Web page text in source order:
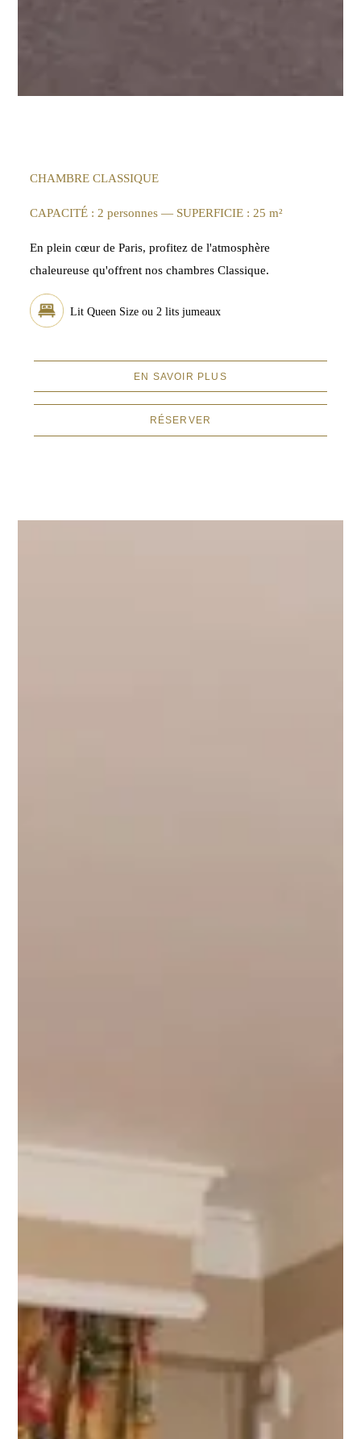
CHAMBRE CLASSIQUE
CAPACITÉ : 2 personnes — SUPERFICIE : 25 m²
En plein cœur de Paris, profitez de l'atmosphère
chaleureuse qu'offrent nos chambres Classique.
Lit Queen Size ou 2 lits jumeaux
EN SAVOIR PLUS
RÉSERVER